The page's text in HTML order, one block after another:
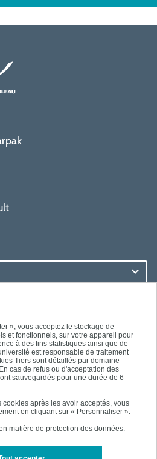
», vous acceptez le stockage de
et fonctionnels, sur votre appareil pour
à des fins statistiques ainsi que de
est responsable de traitement
Tiers sont détaillés par domaine
cas de refus ou d'acceptation des
sauvegardés pour une durée de 6
après les avoir acceptés, vous
en cliquant sur « Personnaliser ».
matière de protection des données.